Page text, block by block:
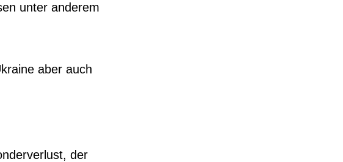
unter anderem
aber auch
der